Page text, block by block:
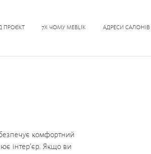
ПРОЄКТ 7Х ЧОМУ MEBLIK АДРЕСИ САЛОНІВ
комфортний
інтер’єр. Якщо ви